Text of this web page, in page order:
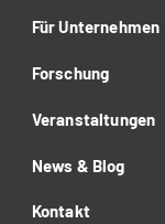
Für Unternehmen
Forschung
Veranstaltungen
News & Blog
Kontakt